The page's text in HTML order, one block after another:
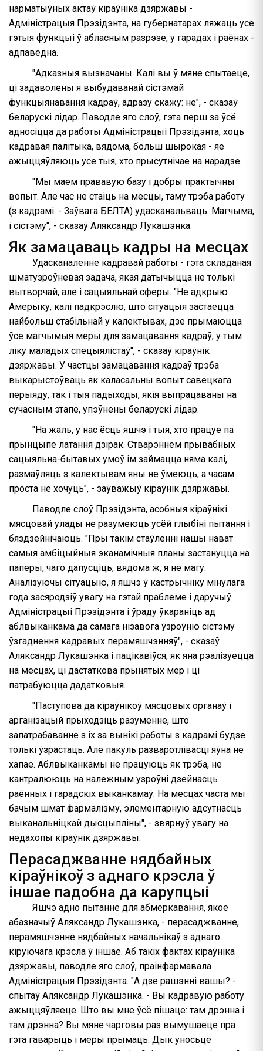
нарматыўных актаў кіраўніка дзяржавы -
Адміністрацыя Прэзідэнта, на губернатарах ляжаць усе
гэтыя функцыі ў абласным разрэзе, у гарадах і раёнах -
адпаведна.
"Адказныя вызначаны. Калі вы ў мяне спытаеце,
ці задаволены я выбудаванай сістэмай
функцыянавання кадраў, адразу скажу: не", - сказаў
беларускі лідар. Паводле яго слоў, гэта перш за ўсё
адносіцца да работы Адміністрацыі Прэзідэнта, хоць
кадравая палітыка, вядома, больш шырокая - яе
ажыццяўляюць усе тыя, хто прысутнічае на нарадзе.
"Мы маем прававую базу і добры практычны
вопыт. Але час не стаіць на месцы, таму трэба работу
(з кадрамі. - Заўвага БЕЛТА) удасканальваць. Магчыма,
і сістэму", - сказаў Аляксандр Лукашэнка.
Як замацаваць кадры на месцах
Удасканаленне кадравай работы - гэта складаная
шматузроўневая задача, якая датычыцца не толькі
вытворчай, але і сацыяльнай сферы. "Не адкрыю
Амерыку, калі падкрэслю, што сітуацыя застаецца
найбольш стабільнай у калектывах, дзе прымаюцца
ўсе магчымыя меры для замацавання кадраў, у тым
ліку маладых спецыялістаў", - сказаў кіраўнік
дзяржавы. У частцы замацавання кадраў трэба
выкарыстоўваць як каласальны вопыт савецкага
перыяду, так і тыя падыходы, якія выпрацаваны на
сучасным этапе, упэўнены беларускі лідар.
"На жаль, у нас ёсць яшчэ і тыя, хто працуе па
прынцыпе латання дзірак. Стварэннем прывабных
сацыяльна-бытавых умоў ім займацца няма калі,
размаўляць з калектывам яны не ўмеюць, а часам
проста не хочуць", - заўважыў кіраўнік дзяржавы.
Паводле слоў Прэзідэнта, асобныя кіраўнікі
мясцовай улады не разумеюць усёй глыбіні пытання і
бяздзейнічаюць. "Пры такім стаўленні нашы нават
самыя амбіцыйныя эканамічныя планы застануцца на
паперы, чаго дапусціць, вядома ж, я не магу.
Аналізуючы сітуацыю, я яшчэ ў кастрычніку мінулага
года засяродзіў увагу на гэтай праблеме і даручыў
Адміністрацыі Прэзідэнта і ўраду ўкараніць ад
аблвыканкама да самага нізавога ўзроўню сістэму
ўзгаднення кадравых перамяшчэнняў", - сказаў
Аляксандр Лукашэнка і пацікавіўся, як яна рэалізуецца
на месцах, ці дастаткова прынятых мер і ці
патрабуюцца дадатковыя.
"Паступова да кіраўнікоў мясцовых органаў і
арганізацый прыходзіць разуменне, што
запатрабаванне з іх за вынікі работы з кадрамі будзе
толькі ўзрастаць. Але пакуль разваротлівасці яўна не
хапае. Аблвыканкамы не працуюць як трэба, не
кантралююць на належным узроўні дзейнасць
раённых і гарадскіх выканкамаў. На месцах часта мы
бачым шмат фармалізму, элементарную адсутнасць
выканальніцкай дысцыпліны", - звярнуў увагу на
недахопы кіраўнік дзяржавы.
Перасаджванне нядбайных
кіраўнікоў з аднаго крэсла ў
іншае падобна да карупцыі
Яшчэ адно пытанне для абмеркавання, якое
абазначыў Аляксандр Лукашэнка, - перасаджванне,
перамяшчэнне нядбайных начальнікаў з аднаго
кіруючага крэсла ў іншае. Аб такіх фактах кіраўніка
дзяржавы, паводле яго слоў, праінфармавала
Адміністрацыя Прэзідэнта. "А дзе рашэнні вашы? -
спытаў Аляксандр Лукашэнка. - Вы кадравую работу
ажыццяўляеце. Што вы мне ўсё пішаце: там дрэнна і
там дрэнна? Вы мяне чарговы раз вымушаеце пра
гэта гаварыць і меры прымаць. Дык уносьце